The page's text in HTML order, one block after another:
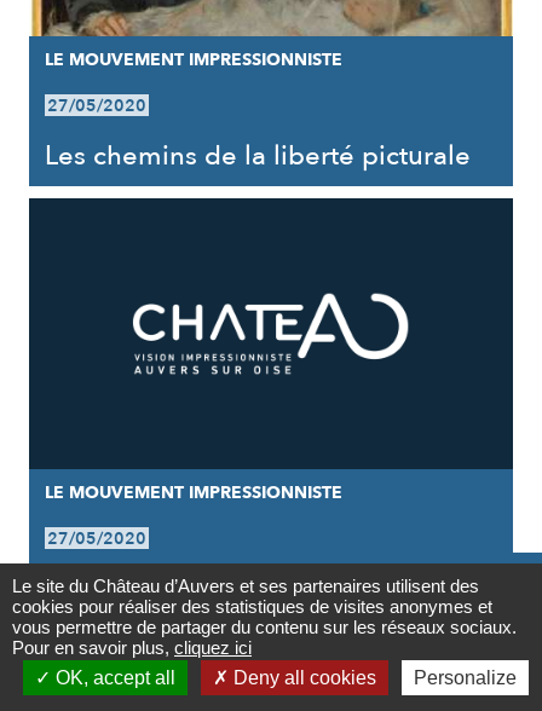
Contact

Newsletter
LE MOUVEMENT IMPRESSIONNISTE
27/05/2020
Les chemins de la liberté picturale
LE MOUVEMENT IMPRESSIONNISTE
27/05/2020
Les disciples de l’impressionnisme
Le site du Château d’Auvers et ses partenaires utilisent des
cookies pour réaliser des statistiques de visites anonymes et
vous permettre de partager du contenu sur les réseaux sociaux.
Pour en savoir plus, cliquez ici
OK, accept all
Deny all cookies Personalize